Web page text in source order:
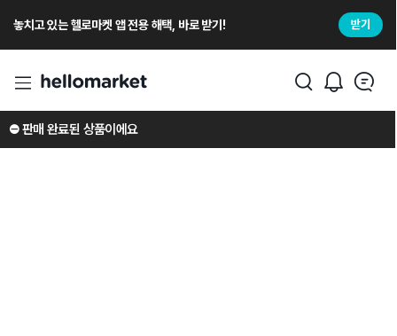
놓치고 있는 헬로마켓 앱 전용 해택, 바로 받기! 받기
⛔️ 판매 완료된 상품이에요